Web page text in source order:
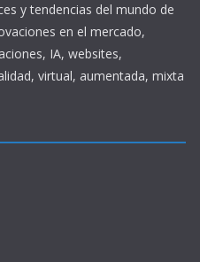
y tendencias del mundo de
en el mercado,
IA, websites,
virtual, aumentada, mixta